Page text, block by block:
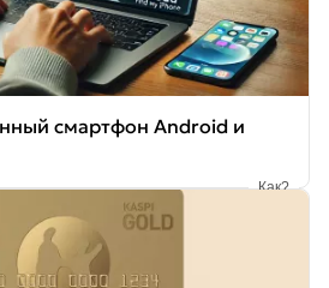
смартфон Android и
Как?